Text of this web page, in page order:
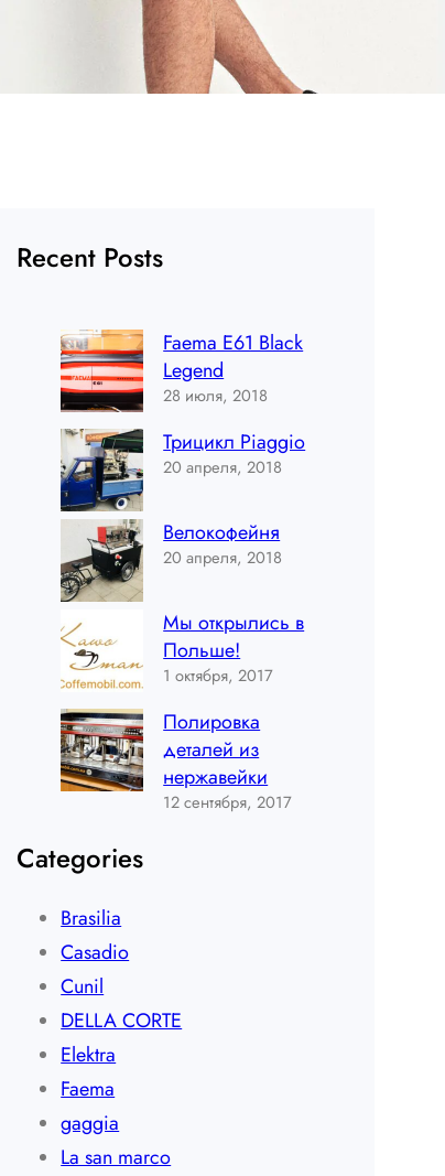
Recent Posts
Faema E61 Black
Legend
28 июля, 2018
Трицикл Piaggio
20 апреля, 2018
Велокофейня
20 апреля, 2018
Мы открылись в
Польше!
1 октября, 2017
Полировка
деталей из
нержавейки
12 сентября, 2017
Categories
Brasilia
Casadio
Cunil
DELLA CORTE
Elektra
Faema
gaggia
La san marco